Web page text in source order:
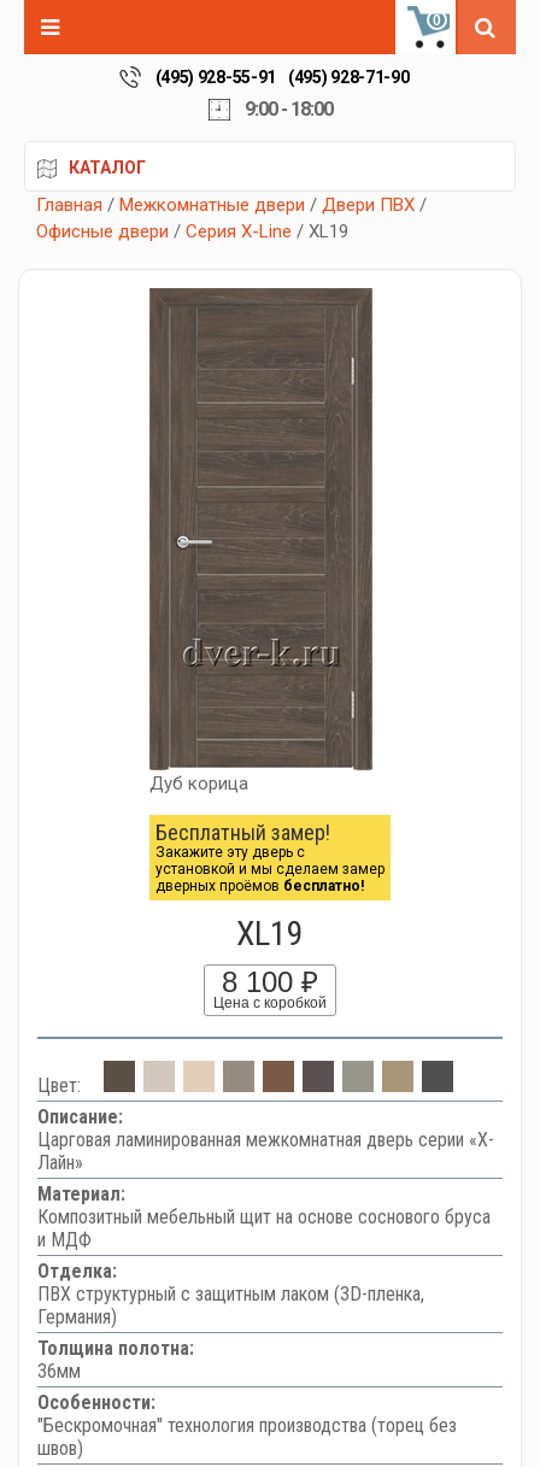
0
(495) 928-55-91 (495) 928-71-90
9:00 - 18:00
КАТАЛОГ
Главная / Межкомнатные двери / Двери ПВХ /
Офисные двери / Серия X-Line / XL19
Дуб корица
Бесплатный замер!
Закажите эту дверь с
установкой и мы сделаем замер
дверных проёмов бесплатно!
XL19
8 100 ₽
Цена с коробкой
Цвет:
Описание:
Царговая ламинированная межкомнатная дверь серии «Х-
Лайн»
Материал:
Композитный мебельный щит на основе соснового бруса
и МДФ
Отделка:
ПВХ структурный с защитным лаком (3D-пленка,
Германия)
Толщина полотна:
36мм
Особенности:
"Бескромочная" технология производства (торец без
швов)